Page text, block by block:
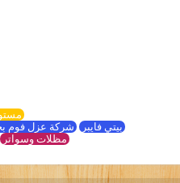
بيتي فايبر شركة عزل فوم
مظلات وسواتر